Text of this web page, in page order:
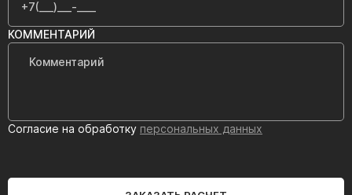
КОММЕНТАРИЙ
Согласие на обработку персональных данных